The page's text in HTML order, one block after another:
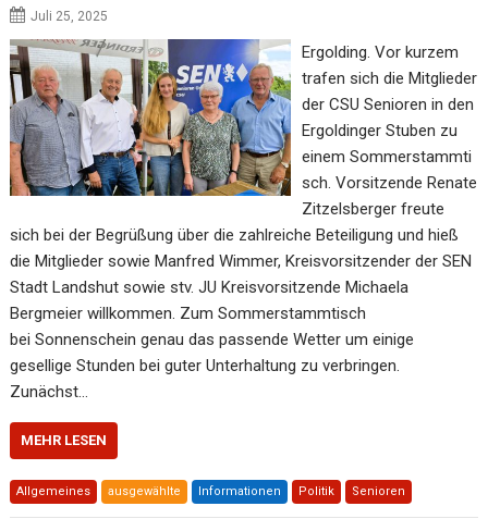
Juli 25, 2025
Ergolding. Vor kurzem
trafen sich die Mitglieder
der CSU Senioren in den
Ergoldinger Stuben zu
einem Sommerstammti
sch. Vorsitzende Renate
Zitzelsberger freute
sich bei der Begrüßung über die zahlreiche Beteiligung und hieß
die Mitglieder sowie Manfred Wimmer, Kreisvorsitzender der SEN
Stadt Landshut sowie stv. JU Kreisvorsitzende Michaela
Bergmeier willkommen. Zum Sommerstammtisch
bei Sonnenschein genau das passende Wetter um einige
gesellige Stunden bei guter Unterhaltung zu verbringen.
Zunächst…
MEHR LESEN
Allgemeines ausgewählte Informationen Politik Senioren